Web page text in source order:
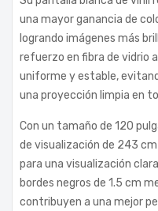
una mayor ganancia de
logrando imágenes más
refuerzo en fibra de vidrio
uniforme y estable,
una proyección limpia en
Con un tamaño de 120
de visualización de 243
para una visualización
bordes negros de 1.5 cm
contribuyen a una mejor